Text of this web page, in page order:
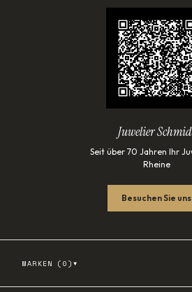
Juwelier
Seit über 70 Jahren Ihr
Rheine
Besuchen Sie uns
MARKEN ( 0 ) ▾